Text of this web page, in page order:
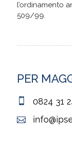
l’ordinamento
509/99.
PER
0824 31